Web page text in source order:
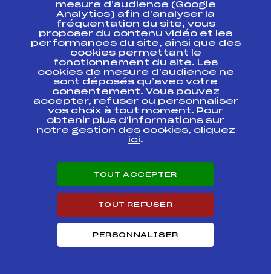
ADAM0132.FFS
Championnat
départemental
UNSS des Lycées
FFS
ADAM0111.FFS
Grand Prix Régional
de Chamrousse
FFS
ADAM0061.FFS
Grand Prix Régional
d' OZ EN OISANS
FFS
ADAM0041.FFS grand prix FFS
Grand Prix Régional
du Jandri
FFS
Course
mesure d’audience (Google
Analytics) afin d’analyser la
fréquentation du site, vous
proposer du contenu vidéo et les
performances du site, ainsi que des
cookies permettant le
fonctionnement du site. Les
cookies de mesure d’audience ne
sont déposés qu’avec votre
consentement. Vous pouvez
accepter, refuser ou personnaliser
vos choix à tout moment. Pour
obtenir plus d'informations sur
notre gestion des cookies, cliquez
ici.
TOUT ACCEPTER
TOUT REFUSER
PERSONNALISER